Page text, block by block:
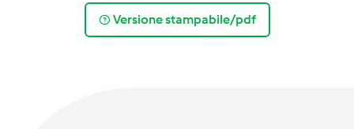
Versione stampabile/pdf